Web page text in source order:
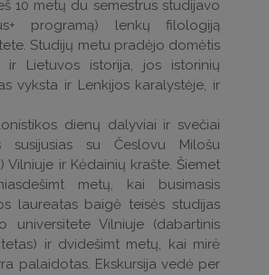
10 metų du semestrus studijavo
programą) lenkų filologiją
Studijų metu pradėjo domėtis
ir Lietuvos istorija, jos istorinių
vyksta ir Lenkijos karalystėje, ir
dienų dalyviai ir svečiai
susijusias su Česlovu Milošu
Vilniuje ir Kėdainių krašte. Šiemet
metų, kai busimasis
laureatas baigė teisės studijas
universitete Vilniuje (dabartinis
ir dvidešimt metų, kai mirė
palaidotas. Ekskursija vedė per